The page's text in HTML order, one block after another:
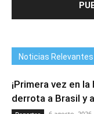
Noticias Relevantes
¡Primera vez en
derrota a Brasil y